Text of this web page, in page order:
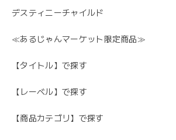
デスティニーチャイルド
≪あるじゃんマーケット限定商品≫
【タイトル】で探す
【レーベル】で探す
【商品カテゴリ】で探す